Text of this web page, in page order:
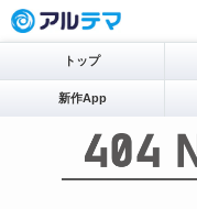
トップ
新作App